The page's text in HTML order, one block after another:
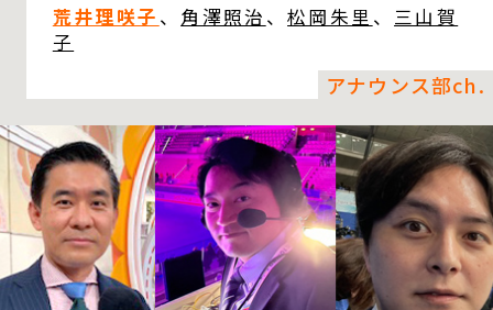
荒井理咲子 、 角澤照治 、松岡朱里 、 三山賀
子
アナウンス部ch.